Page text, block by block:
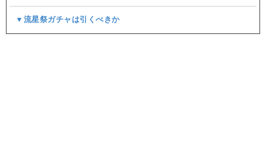
▼流星祭ガチャは引くべきか